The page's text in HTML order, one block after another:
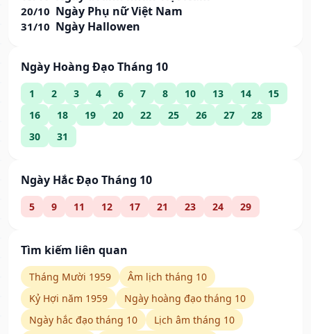
20/10 Ngày Phụ nữ Việt Nam
31/10 Ngày Hallowen
Ngày Hoàng Đạo Tháng 10
1 2 3 4 6 7 8 10 13 14
15
16
18 19 20 22 25 26 27
28
30
31
Ngày Hắc Đạo Tháng 10
5 9 11 12 17 21 23 24 29
Tìm kiếm liên quan
Tháng Mười 1959
Âm lịch tháng 10
Kỷ Hợi năm 1959
Ngày hoàng đạo tháng 10
Ngày hắc đạo tháng 10
Lịch âm tháng 10